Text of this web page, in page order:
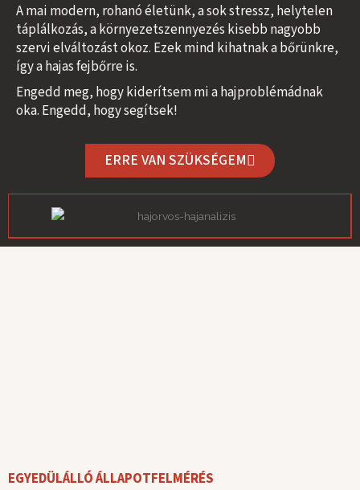
A mai modern, rohanó életünk, a sok stressz, helytelen
táplálkozás, a környezetszennyezés kisebb nagyobb
szervi elváltozást okoz. Ezek mind kihatnak a bőrünkre,
így a hajas fejbőrre is.
Engedd meg, hogy kiderítsem mi a hajproblémádnak
oka. Engedd, hogy segítsek!
ERRE VAN SZÜKSÉGEM
EGYEDÜLÁLLÓ ÁLLAPOTFELMÉRÉS